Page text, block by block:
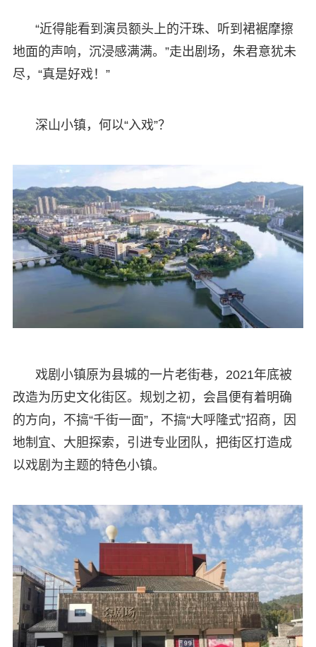
“近得能看到演员额头上的汗珠、听到裙裾摩擦
地面的声响，沉浸感满满。”走出剧场，朱君意犹未
尽，“真是好戏！”
深山小镇，何以“入戏”？
戏剧小镇原为县城的一片老街巷，2021年底被
改造为历史文化街区。规划之初，会昌便有着明确
的方向，不搞“千街一面”，不搞“大呼隆式”招商，因
地制宜、大胆探索，引进专业团队，把街区打造成
以戏剧为主题的特色小镇。